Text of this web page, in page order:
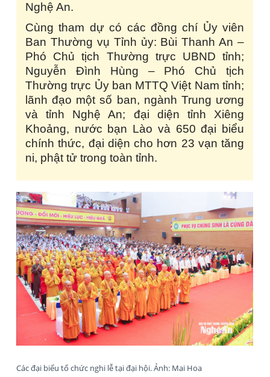
Nghệ An.
Cùng tham dự có các đồng chí Ủy viên
Ban Thường vụ Tỉnh ủy: Bùi Thanh An –
Phó Chủ tịch Thường trực UBND tỉnh;
Nguyễn Đình Hùng – Phó Chủ tịch
Thường trực Ủy ban MTTQ Việt Nam tỉnh;
lãnh đạo một số ban, ngành Trung ương
và tỉnh Nghệ An; đại diện tỉnh Xiêng
Khoảng, nước bạn Lào và 650 đại biểu
chính thức, đại diện cho hơn 23 vạn tăng
ni, phật tử trong toàn tỉnh.
Các đại biểu tổ chức nghi lễ tại đại hội. Ảnh: Mai Hoa